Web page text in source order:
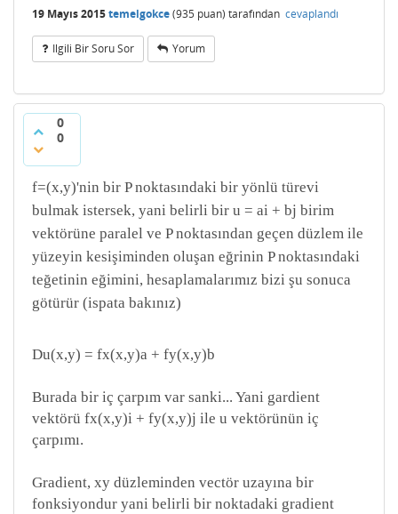
19 Mayıs 2015temelgokce(935 puan) tarafından cevaplandı
Ilgili Bir Soru Sor Yorum
0
0
f=(x,y)'nin bir P noktasındaki bir yönlü türevi
bulmak istersek, yani belirli bir u = ai + bj birim
vektörüne paralel ve P noktasından geçen düzlem ile
yüzeyin kesişiminden oluşan eğrinin P noktasındaki
teğetinin eğimini, hesaplamalarımız bizi şu sonuca
götürür (ispata bakınız)
Du(x,y) = fx(x,y)a + fy(x,y)b
Burada bir iç çarpım var sanki... Yani gardient
vektörü fx(x,y)i + fy(x,y)j ile u vektörünün iç
çarpımı.
Gradient, xy düzleminden vectör uzayına bir
fonksiyondur yani belirli bir noktadaki gradient